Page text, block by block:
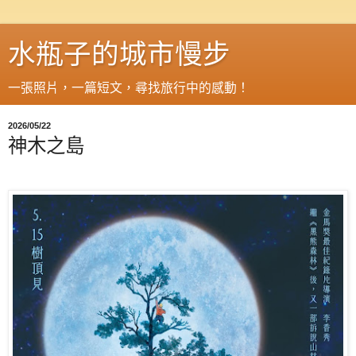
水瓶子的城市慢步
一張照片，一篇短文，尋找旅行中的感動！
2026/05/22
神木之島